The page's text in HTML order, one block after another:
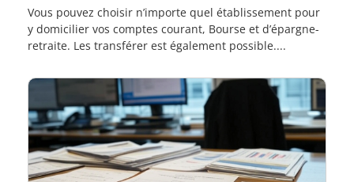
Vous pouvez choisir n’importe quel établissement pour
y domicilier vos comptes courant, Bourse et d’épargne-
retraite. Les transférer est également possible....